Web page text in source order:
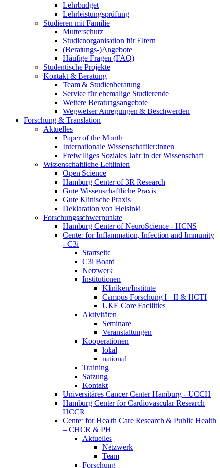
Lehrbudget
Lehrleistungsprüfung
Studieren mit Familie
Mutterschutz
Studienorganisation für Eltern
(Beratungs-)Angebote
Häufige Fragen (FAQ)
Studentische Projekte
Kontakt & Beratung
Team & Studienberatung
Service für ehemalige Studierende
Weitere Beratungsangebote
Wegweiser Anregungen & Beschwerden
Forschung & Translation
Aktuelles
Paper of the Month
Internationale Wissenschaftler:innen
Freiwilliges Soziales Jahr in der Wissenschaft
Wissenschaftliche Leitlinien
Open Science
Hamburg Center of 3R Research
Gute Wissenschaftliche Praxis
Gute Klinische Praxis
Deklaration von Helsinki
Forschungsschwerpunkte
Hamburg Center of NeuroScience - HCNS
Center for Inflammation, Infection and Immunity
- C3i
Startseite
C3i Board
Netzwerk
Institutionen
Kliniken/Institute
Campus Forschung I +II & HCTI
UKE Core Facilities
Aktivitäten
Seminare
Veranstaltungen
Kooperationen
lokal
national
Training
Satzung
Kontakt
Universitäres Cancer Center Hamburg - UCCH
Hamburg Center for Cardiovascular Research
HCCR
Center for Health Care Research & Public Health
– CHCR & PH
Aktuelles
Netzwerk
Team
Forschung